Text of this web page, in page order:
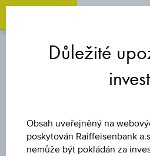
Důležité
Obsah uveřejněný na
poskytován Raiffeisenbank
nemůže být pokládán za